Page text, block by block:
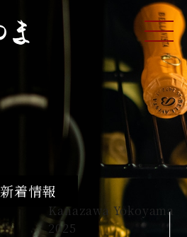
ME
NU
新着情報
Kanazawa Yokoyama
2025